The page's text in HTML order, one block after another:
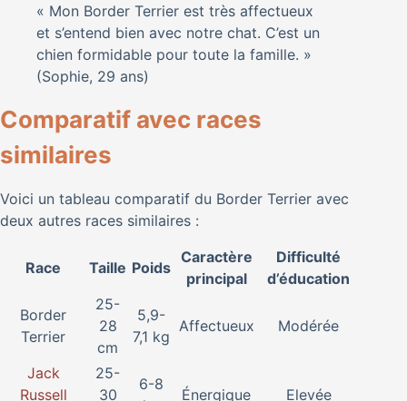
« Mon Border Terrier est très affectueux
et s’entend bien avec notre chat. C’est un
chien formidable pour toute la famille. »
(Sophie, 29 ans)
Comparatif avec races
similaires
Voici un tableau comparatif du Border Terrier avec
deux autres races similaires :
Race Taille Poids
Caractère
principal
Difficulté
d’éducation
Border
Terrier
25-
28
cm
5,9-
7,1 kg
Affectueux Modérée
Jack
Russell
25-
30
6-8
Énergique Elevée